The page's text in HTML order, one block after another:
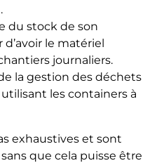
du stock de son
le matériel
journaliers.
la gestion des déchets
les containers à
exhaustives et sont
que cela puisse être